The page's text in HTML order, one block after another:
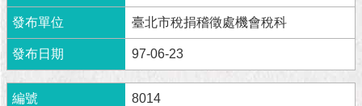
情
系
統
1999）
臺北市稅捐稽徵處機會稅科
97-06-23
8014